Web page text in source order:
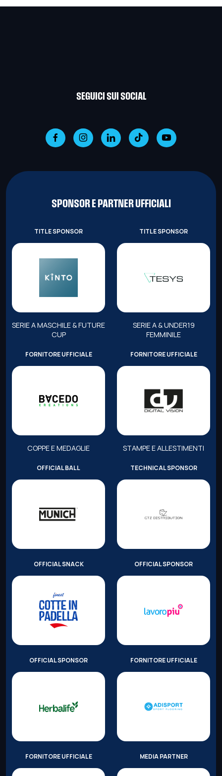
SEGUICI SUI SOCIAL
SPONSOR E PARTNER UFFICIALI
TITLE SPONSOR
SERIE A MASCHILE & FUTURE
CUP
TITLE SPONSOR
SERIE A & UNDER19
FEMMINILE
FORNITORE UFFICIALE
COPPE E MEDAGLIE
FORNITORE UFFICIALE
STAMPE E ALLESTIMENTI
OFFICIAL BALL TECHNICAL SPONSOR
OFFICIAL SNACK OFFICIAL SPONSOR
OFFICIAL SPONSOR FORNITORE UFFICIALE
FORNITORE UFFICIALE MEDIA PARTNER